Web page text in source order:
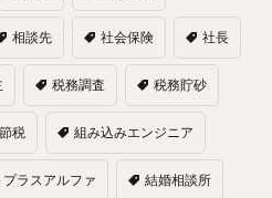
相談先 社会保険 社長
税務調査 税務貯砂
節税 組み込みエンジニア
ラスアルファ 結婚相談所